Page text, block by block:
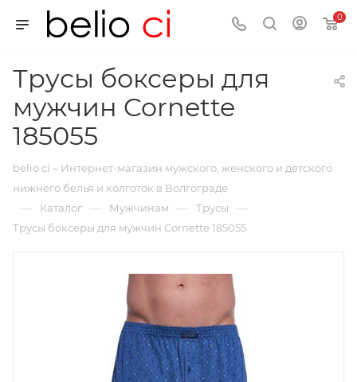
0
Трусы боксеры для
мужчин Cornette
185055
belio ci – Интернет-магазин мужского, женского и детского
нижнего белья и колготок в Волгограде
— Каталог — Мужчинам — Трусы —
Трусы боксеры для мужчин Cornette 185055